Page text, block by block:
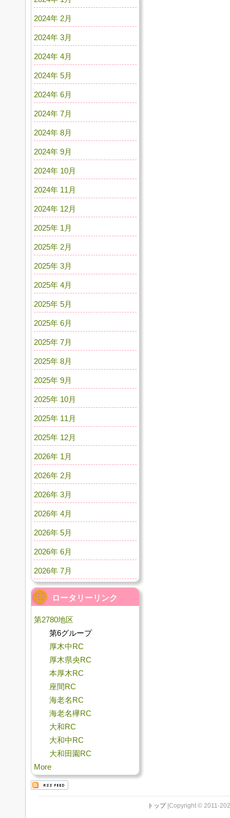
2024年 2月
2024年 3月
2024年 4月
2024年 5月
2024年 6月
2024年 7月
2024年 8月
2024年 9月
2024年 10月
2024年 11月
2024年 12月
2025年 1月
2025年 2月
2025年 3月
2025年 4月
2025年 5月
2025年 6月
2025年 7月
2025年 8月
2025年 9月
2025年 10月
2025年 11月
2025年 12月
2026年 1月
2026年 2月
2026年 3月
2026年 4月
2026年 5月
2026年 6月
2026年 7月
ロータリーリンク
第2780地区
第6グループ
厚木中RC
厚木県央RC
本厚木RC
座間RC
海老名RC
海老名欅RC
大和RC
大和中RC
大和田園RC
More
トップ|Copyright © 2011-